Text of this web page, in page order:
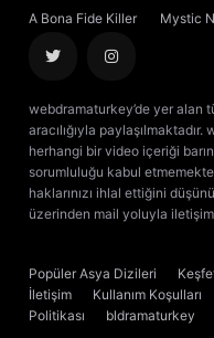
24. Bölüm
26. Bölüm
27. Bölüm
29. Bölüm
A Bona Fide Killer Mystic
webdramaturkey’de yer alan
aracılığıyla
herhangi bir video içeriği
sorumluluğu kabul
haklarınızı ihlal ettiğini
üzerinden mail yoluyla
Popüler Asya Dizileri
İletişim
Kullanım Koşulları
Politikası
bldramaturkey